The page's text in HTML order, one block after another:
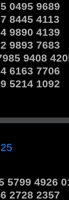
0495 9689
8445 4113
9890 4139
9893 7683
9408
6163 7706
5214 1092
5799 4926
2728 2357